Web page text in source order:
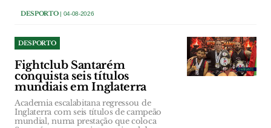
DESPORTO| 04-08-2026
DESPORTO
Fightclub Santarém
conquista seis títulos
mundiais em Inglaterra
Academia escalabitana regressou de
Inglaterra com seis títulos de campeão
mundial, numa prestação que coloca